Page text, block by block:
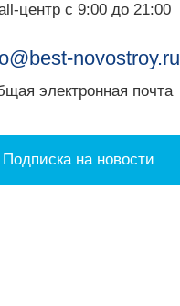
центр с 9:00 до 21:00
novostroy.ru
электронная почта
Подписка на новости